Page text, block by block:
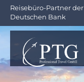
Zum
Hauptinhalt
springen
Reisebüro-Partner der
Deutschen Bank